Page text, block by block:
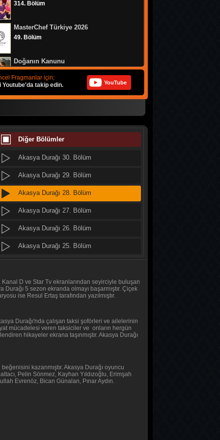
314. Bölüm
MasterChef Türkiye 2026
49. Bölüm
Doğanın Kanunu
9. Bölüm
MasterChef Türkiye 2026
47. Bölüm
Altı Üstü İstanbul
8. Bölüm
MasterChef Türkiye 2026
46. Bölüm
Daha 17
Her Şey Mümkün
Baş Başa
Baş Başa
1. Bölüm
Fragmanlar için;
Youtube'da takip edin.
YouTube
Diğer Bölümler
Akasya Durağı 37. Bölüm
Akasya Durağı 35. Bölüm
Akasya Durağı 34. Bölüm
Akasya Durağı 31. Bölüm
Akasya Durağı 30. Bölüm
Akasya Durağı 29. Bölüm
Akasya Durağı 28. Bölüm
Akasya Durağı 27. Bölüm
Akasya Durağı 26. Bölüm
Akasya Durağı 25. Bölüm
Akasya Durağı 23. Bölüm
Akasya Durağı 22. Bölüm
Akasya Durağı 21. Bölüm
Akasya Durağı 20. Bölüm
Akasya Durağı 18. Bölüm
Kanal D ve Star Tv ekranlarından seyirciyle buluşan
5 sezon ekranda olmayı başarmıştır. Çiçek
ise Resul Ertaş tarafından yazılmıştır.
Durağı'nda çalışan taksi şoförleri ve ailelerinin
mücadelesi veren taksiciler ve onların hergün
hikayeler ekrana taşınmıştır. Akasya Durağı
kazanmıştır. Akasya Durağı oyuncu
Pelin Sönmez, Kayhan Yıldızoğlu, Erimşah
Evrenöz, Bican Günalan, Pınar Aydın.